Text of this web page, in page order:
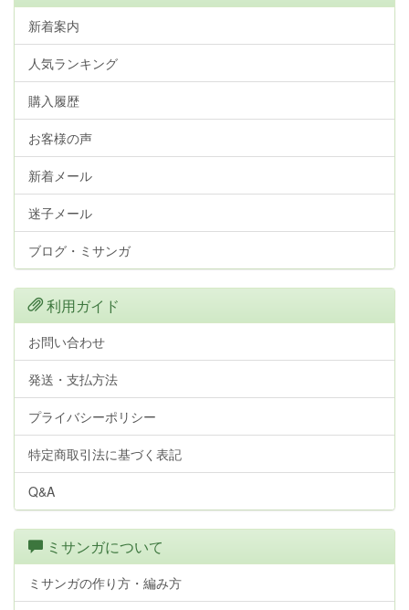
新着案内
人気ランキング
購入履歴
お客様の声
新着メール
迷子メール
ブログ・ミサンガ
利用ガイド
お問い合わせ
発送・支払方法
プライバシーポリシー
特定商取引法に基づく表記
Q&A
ミサンガについて
ミサンガの作り方・編み方